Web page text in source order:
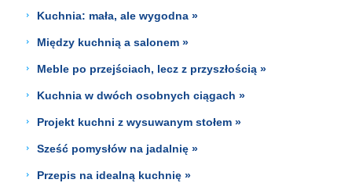
Kuchnia: mała, ale wygodna »
Między kuchnią a salonem »
Meble po przejściach, lecz z przyszłością »
Kuchnia w dwóch osobnych ciągach »
Projekt kuchni z wysuwanym stołem »
Sześć pomysłów na jadalnię »
Przepis na idealną kuchnię »